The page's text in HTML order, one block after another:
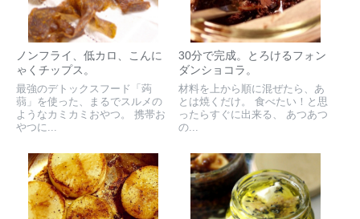
ノンフライ、低カロ、こんに
ゃくチップス。
最強のデトックスフード「蒟
蒻」を使った、まるでスルメの
ようなカミカミおやつ。 携帯お
やつに...
30分で完成。とろけるフォン
ダンショコラ。
材料を上から順に混ぜたら、あ
とは焼くだけ。 食べたい！と思
ったらすぐに出来る、 あつあつ
の...